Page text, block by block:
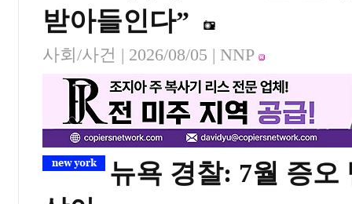
받아들인다”
사회/사건 | 2026/08/05 | NNP
뉴욕 경찰: 7월 증오